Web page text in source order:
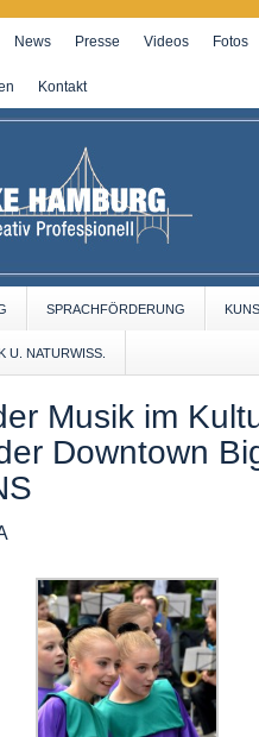
News Presse Videos Fotos
Kontakt
SPRACHFÖRDERUNG
U. NATURWISS.
Musik im
Downtown